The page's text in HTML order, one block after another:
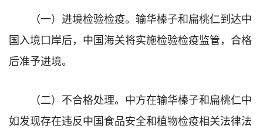
（一）进境检验检疫。输华榛子和扁桃仁到达中
国入境口岸后，中国海关将实施检验检疫监管，合格
后准予进境。
（二）不合格处理。中方在输华榛子和扁桃仁中
如发现存在违反中国食品安全和植物检疫相关法律法